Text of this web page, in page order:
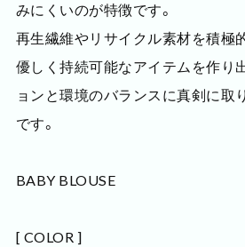
みにくいのが特徴です。
再生繊維やリサイクル素材を積極
優しく持続可能なアイテムを作り
ョンと環境のバランスに真剣に取
です。
BABY BLOUSE
[ COLOR ]